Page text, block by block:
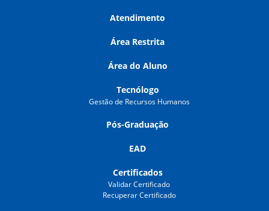
Atendimento
Área Restrita
Área do Aluno
Tecnólogo
Gestão de Recursos Humanos
Pós-Graduação
EAD
Certificados
Validar Certificado
Recuperar Certificado